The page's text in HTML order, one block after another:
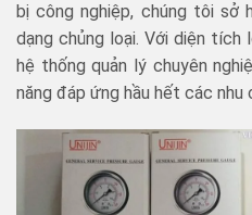
bị công nghiệp, chúng tôi sở
dạng chủng loại. Với diện
hệ thống quản lý chuyên
năng đáp ứng hầu hết các nhu